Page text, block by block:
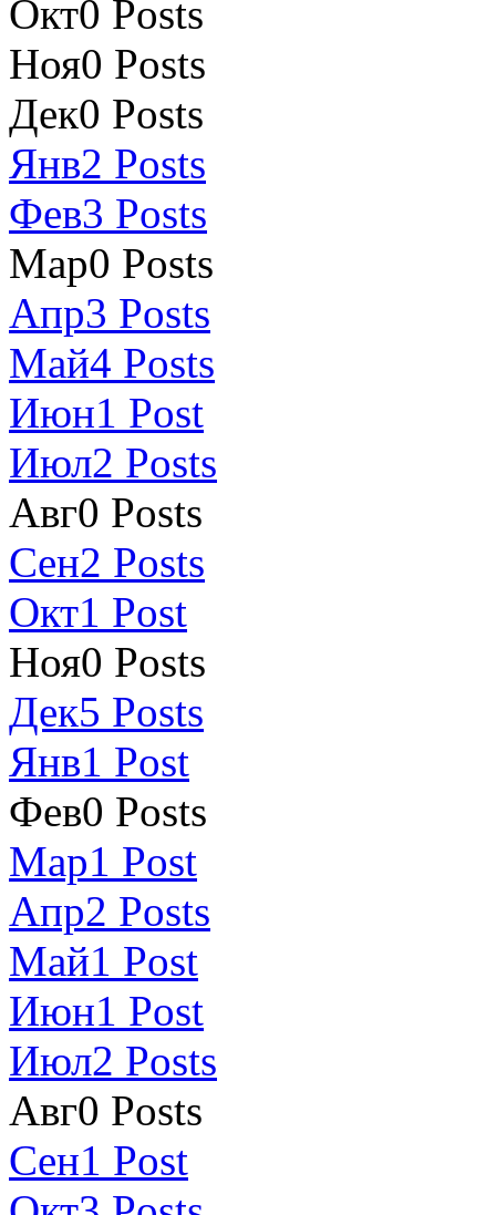
Окт0 Posts
Ноя0 Posts
Дек0 Posts
Янв2 Posts
Фев3 Posts
Мар0 Posts
Апр3 Posts
Май4 Posts
Июн1 Post
Июл2 Posts
Авг0 Posts
Сен2 Posts
Окт1 Post
Ноя0 Posts
Дек5 Posts
Янв1 Post
Фев0 Posts
Мар1 Post
Апр2 Posts
Май1 Post
Июн1 Post
Июл2 Posts
Авг0 Posts
Сен1 Post